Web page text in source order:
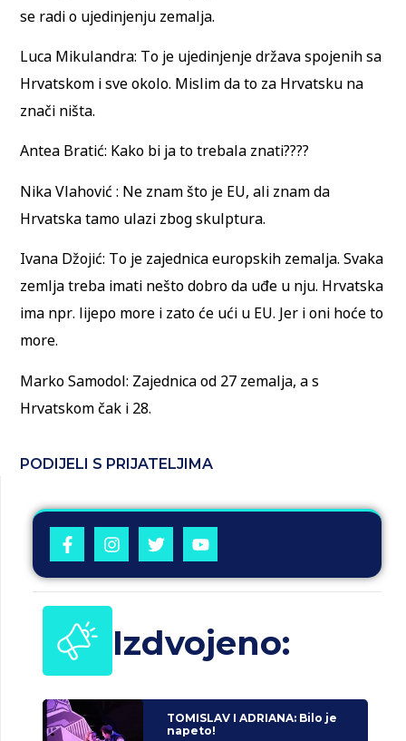
se radi o ujedinjenju zemalja.
Luca Mikulandra: To je ujedinjenje država spojenih sa
Hrvatskom i sve okolo. Mislim da to za Hrvatsku na
znači ništa.
Antea Bratić: Kako bi ja to trebala znati????
Nika Vlahović : Ne znam što je EU, ali znam da
Hrvatska tamo ulazi zbog skulptura.
Ivana Džojić: To je zajednica europskih zemalja. Svaka
zemlja treba imati nešto dobro da uđe u nju. Hrvatska
ima npr. lijepo more i zato će ući u EU. Jer i oni hoće to
more.
Marko Samodol: Zajednica od 27 zemalja, a s
Hrvatskom čak i 28.
PODIJELI S PRIJATELJIMA
Izdvojeno:
TOMISLAV I ADRIANA: Bilo je
napeto!